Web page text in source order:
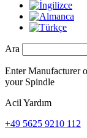
Ara
Enter Manufacturer
your Spindle
Acil Yardım
+49 5625 9210 112